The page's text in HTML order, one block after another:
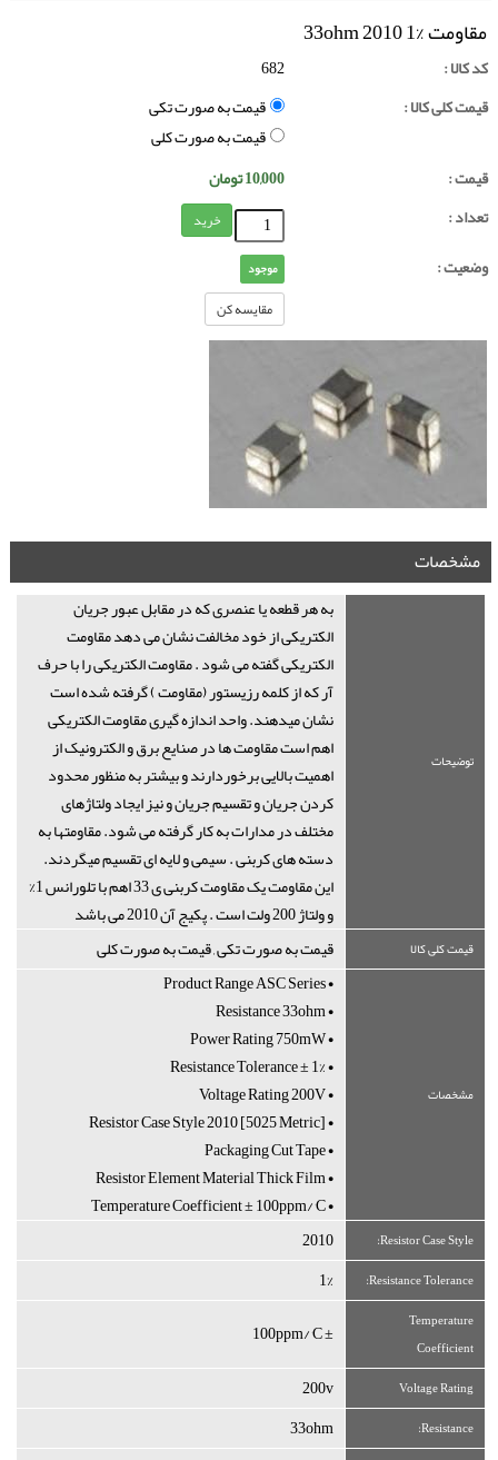
مقاومت 33ohm 2010 1%
کد کالا :
682
قیمت کلی کالا :
قیمت به صورت تکی
قیمت به صورت کلی
قیمت :
10,000تومان
تعداد :
خرید
وضعیت : موجود
مقایسه کن
مشخصات
به هر قطعه یا عنصری که در مقابل عبور جریان
الکتریکی از خود مخالفت نشان می دهد مقاومت
الکتریکی گفته می شود . مقاومت الکتریکی را با حرف
آر که از کلمه رزیستور (مقاومت ) گرفته شده است
نشان میدهند. واحد اندازه گیری مقاومت الکتریکی
اهم است مقاومت ها در صنایع برق و الکترونیک از
اهمیت بالایی برخوردارند و بیشتر به منظور محدود
کردن جریان و تقسیم جریان و نیز ایجاد ولتاژهای
مختلف در مدارات به کار گرفته می شود. مقاومتها به
دسته های کربنی . سیمی و لایه ای تقسیم میگردند.
این مقاومت یک مقاومت کربنی ی 33 اهم با تلورانس 1%
و ولتاژ 200 ولت است . پکیج آن 2010 می باشد
توضیحات
قیمت به صورت تکی , قیمت به صورت کلی قیمت کلی کالا
• Product Range ASC Series
• Resistance 33ohm
• Power Rating 750mW
• Resistance Tolerance ± 1%
• Voltage Rating 200V
• Resistor Case Style 2010 [5025 Metric]
• Packaging Cut Tape
• Resistor Element Material Thick Film
• Temperature Coefficient ± 100ppm/°C
مشخصات
2010 Resistor Case Style:
1% Resistance Tolerance:
± 100ppm/°C
Temperature
Coefficient
200v Voltage Rating
33ohm Resistance: